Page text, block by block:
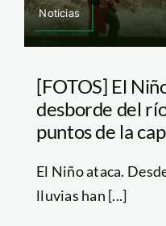
Noticias
[FOTOS] El
desborde del
puntos de la
El Niño ataca.
lluvias han [...]